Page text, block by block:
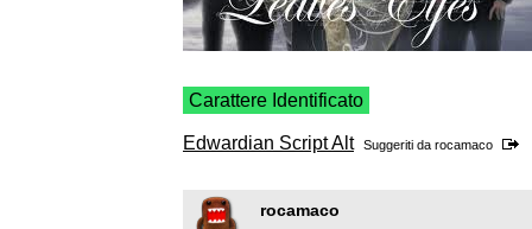
Carattere Identificato
Edwardian Script Alt Suggeriti da rocamaco
rocamaco